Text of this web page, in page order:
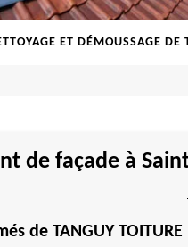
de façade à
de TANGUY TOITURE